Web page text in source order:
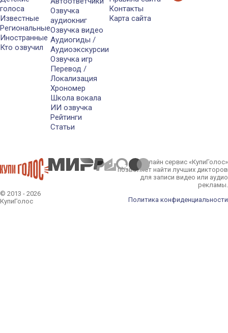
голоса
Известные
Региональные
Иностранные
Кто озвучил
Озвучка
аудиокниг
Озвучка видео
Аудиогиды /
Аудиоэкскурсии
Озвучка игр
Перевод /
Локализация
Хрономер
Школа вокала
ИИ озвучка
Рейтинги
Статьи
Контакты
Карта сайта
© 2013 - 2026
КупиГолос
Онлайн сервис «КупиГолос»
позволяет найти лучших дикторов
для записи видео или аудио
рекламы.
Политика конфиденциальности